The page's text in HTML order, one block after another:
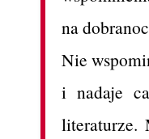
na
Nie
i nadaje
literaturze.